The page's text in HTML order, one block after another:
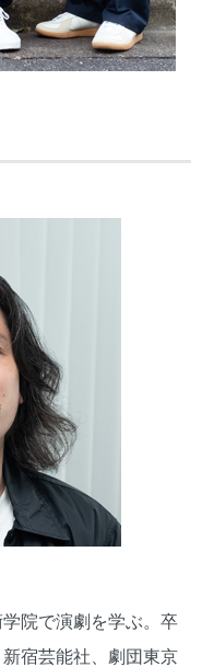
院で演劇を学ぶ。卒
宿芸能社、劇団東京